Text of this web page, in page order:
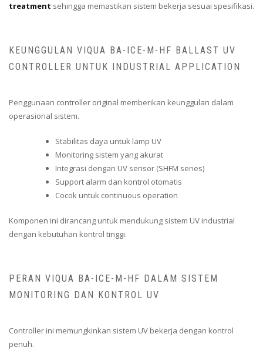
treatment sehingga memastikan sistem bekerja sesuai spesifikasi.
KEUNGGULAN VIQUA BA-ICE-M-HF BALLAST UV
CONTROLLER UNTUK INDUSTRIAL APPLICATION
Penggunaan controller original memberikan keunggulan dalam
operasional sistem.
Stabilitas daya untuk lamp UV
Monitoring sistem yang akurat
Integrasi dengan UV sensor (SHFM series)
Support alarm dan kontrol otomatis
Cocok untuk continuous operation
Komponen ini dirancang untuk mendukung sistem UV industrial
dengan kebutuhan kontrol tinggi.
PERAN VIQUA BA-ICE-M-HF DALAM SISTEM
MONITORING DAN KONTROL UV
Controller ini memungkinkan sistem UV bekerja dengan kontrol
penuh.